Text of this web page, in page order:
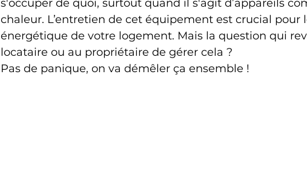
s'occuper de quoi, surtout quand il s'agit d’appareils
chaleur. L’entretien de cet équipement est crucial pour
énergétique de votre logement. Mais la question qui
locataire ou au propriétaire de gérer cela ?
Pas de panique, on va démêler ça ensemble !